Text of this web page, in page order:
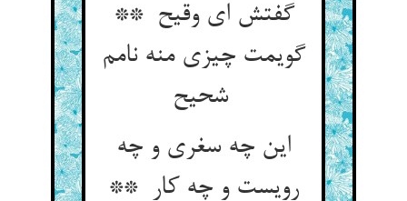
گفتش ای وقیح **
گویمت چیزی منه نامم
شحیح
این چه سغری و چه
رویست و چه کار **